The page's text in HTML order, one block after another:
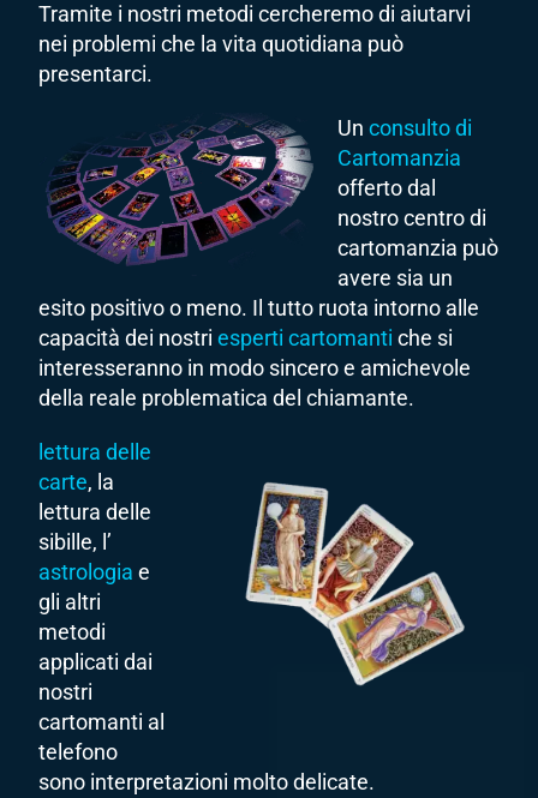
Tramite i nostri metodi cercheremo di aiutarvi
nei problemi che la vita quotidiana può
presentarci.
Unconsulto di
Cartomanzia
offerto dal
nostro centro di
cartomanzia può
avere sia un
esito positivo o meno. Il tutto ruota intorno alle
capacità dei nostriesperti cartomanti che si
interesseranno in modo sincero e amichevole
della reale problematica del chiamante.
lettura delle
carte, la
lettura delle
sibille, l’
astrologia e
gli altri
metodi
applicati dai
nostri
cartomanti al
telefono
sono interpretazioni molto delicate.